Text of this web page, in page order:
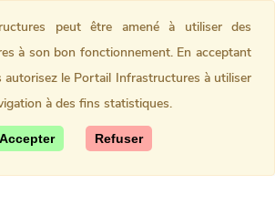
peut être amené à utiliser des
à son bon fonctionnement. En acceptant
autorisez le Portail Infrastructures à utiliser
à des fins statistiques.
Accepter Refuser